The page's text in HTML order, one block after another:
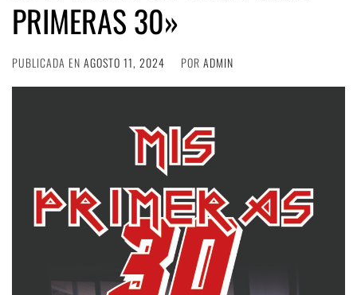
PRIMERAS 30»
PUBLICADA EN AGOSTO 11, 2024 POR ADMIN